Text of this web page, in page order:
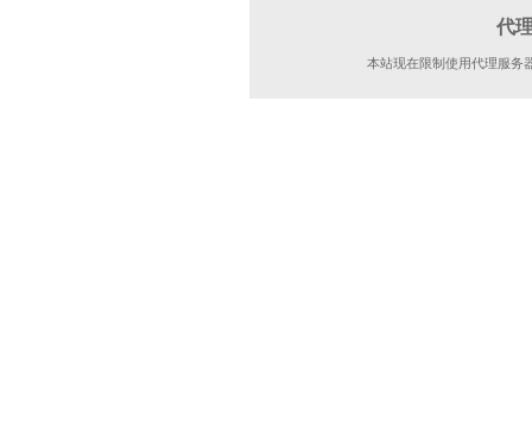
代
本站现在限制使用代理服务